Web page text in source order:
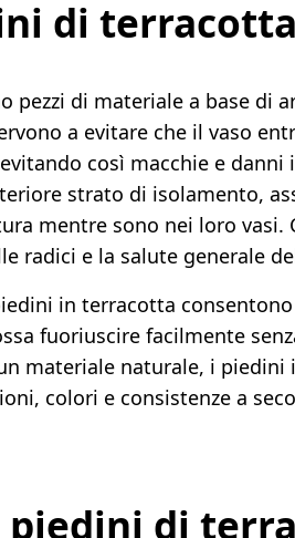
di
pezzi di materiale a base di
a evitare che il vaso
così macchie e
strato di isolamento,
mentre sono nei loro vasi.
radici e la salute generale
in terracotta
fuoriuscire facilmente
materiale naturale, i
colori e consistenze a
piedini di